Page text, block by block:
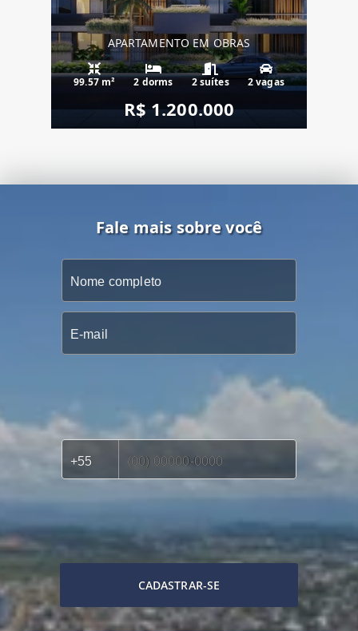
APARTAMENTO EM OBRAS
99.57 m² 2 dorms 2 suítes 2 vagas
R$ 1.200.000
Fale mais sobre você
CADASTRAR-SE